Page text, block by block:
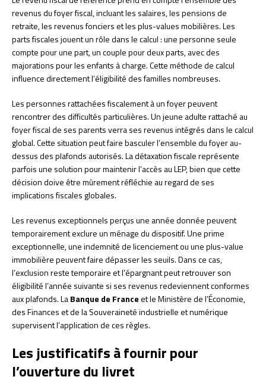
revenus du foyer fiscal, incluant les salaires, les pensions de
retraite, les revenus fonciers et les plus-values mobilières. Les
parts fiscales jouent un rôle dans le calcul : une personne seule
compte pour une part, un couple pour deux parts, avec des
majorations pour les enfants à charge. Cette méthode de calcul
influence directement l’éligibilité des familles nombreuses.
Les personnes rattachées fiscalement à un foyer peuvent
rencontrer des difficultés particulières. Un jeune adulte rattaché au
foyer fiscal de ses parents verra ses revenus intégrés dans le calcul
global. Cette situation peut faire basculer l’ensemble du foyer au-
dessus des plafonds autorisés. La détaxation fiscale représente
parfois une solution pour maintenir l’accès au LEP, bien que cette
décision doive être mûrement réfléchie au regard de ses
implications fiscales globales.
Les revenus exceptionnels perçus une année donnée peuvent
temporairement exclure un ménage du dispositif. Une prime
exceptionnelle, une indemnité de licenciement ou une plus-value
immobilière peuvent faire dépasser les seuils. Dans ce cas,
l’exclusion reste temporaire et l’épargnant peut retrouver son
éligibilité l’année suivante si ses revenus redeviennent conformes
aux plafonds. LaBanque de Franceet le Ministère de l’Économie,
des Finances et de la Souveraineté industrielle et numérique
supervisent l’application de ces règles.
Les justificatifs à fournir pour
l’ouverture du livret